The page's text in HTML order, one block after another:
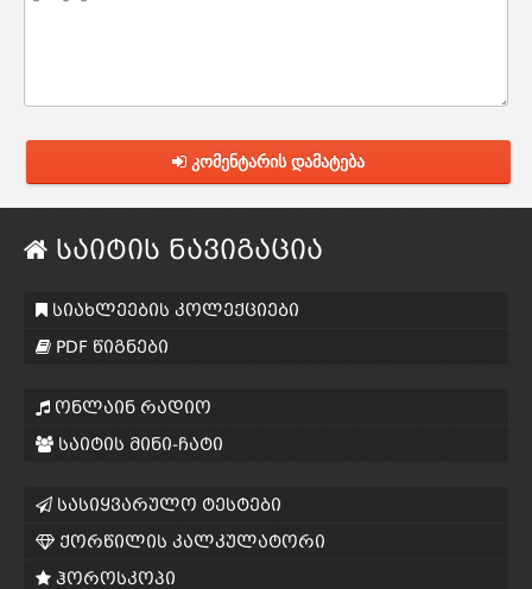
კომენტარის დამატება
საიტის ნავიგაცია
სიახლეების კოლექციები
PDF წიგნები
ონლაინ რადიო
საიტის მინი-ჩატი
სასიყვარულო ტესტები
ქორწილის კალკულატორი
ჰოროსკოპი